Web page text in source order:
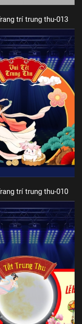
trí trung thu-013
trí trung thu-010